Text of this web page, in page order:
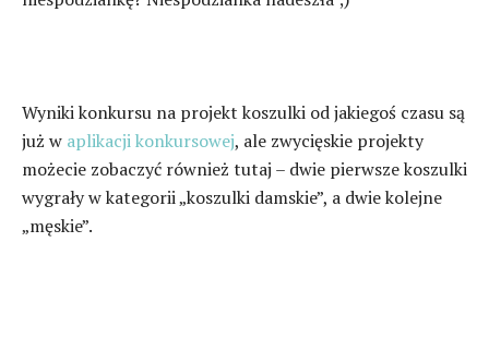
Wyniki konkursu na projekt koszulki od jakiegoś czasu są
już w aplikacji konkursowej, ale zwycięskie projekty
możecie zobaczyć również tutaj – dwie pierwsze koszulki
wygrały w kategorii „koszulki damskie”, a dwie kolejne
„męskie”.